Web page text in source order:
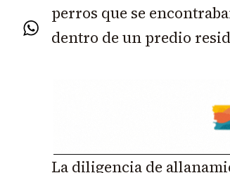
perros que se
dentro de un predio
La diligencia de